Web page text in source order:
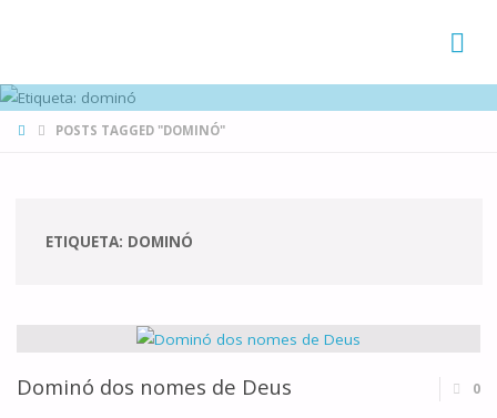
HOMEPOSTS TAGGED "DOMINÓ"
ETIQUETA: DOMINÓ
Dominó dos nomes de Deus 0